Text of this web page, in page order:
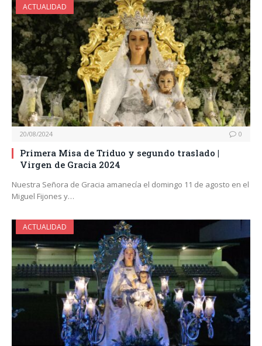
ACTUALIDAD
20/08/2024 0
Primera Misa de Triduo y segundo traslado |
Virgen de Gracia 2024
Nuestra Señora de Gracia amanecía el domingo 11 de agosto en el
Miguel Fijones y…
ACTUALIDAD